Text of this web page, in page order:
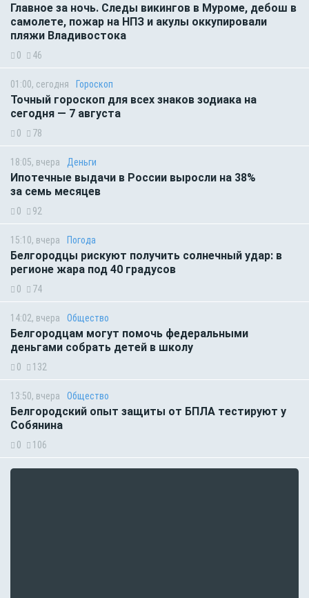
Главное за ночь. Следы викингов в Муроме, дебош в
самолете, пожар на НПЗ и акулы оккупировали
пляжи Владивостока
0 46
01:00, сегодня Гороскоп
Точный гороскоп для всех знаков зодиака на
сегодня — 7 августа
0 78
18:05, вчера Деньги
Ипотечные выдачи в России выросли на 38%
за семь месяцев
0 92
15:10, вчера Погода
Белгородцы рискуют получить солнечный удар: в
регионе жара под 40 градусов
0 74
14:02, вчера Общество
Белгородцам могут помочь федеральными
деньгами собрать детей в школу
0 132
13:50, вчера Общество
Белгородский опыт защиты от БПЛА тестируют у
Собянина
0 106